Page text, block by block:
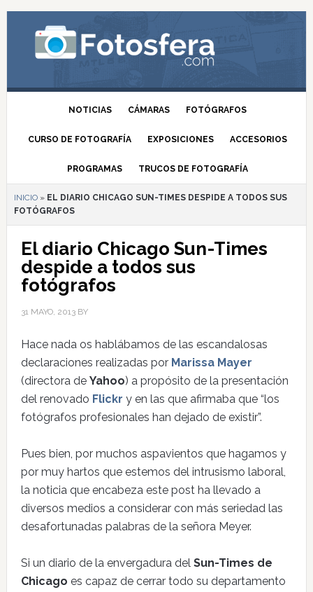
NOTICIAS CÁMARAS FOTÓGRAFOS
CURSO DE FOTOGRAFÍA EXPOSICIONES ACCESORIOS
PROGRAMAS TRUCOS DE FOTOGRAFÍA
INICIO» EL DIARIO CHICAGO SUN-TIMES DESPIDE A TODOS SUS
FOTÓGRAFOS
El diario Chicago Sun-Times
despide a todos sus
fotógrafos
31 MAYO, 2013BY
Hace nada os hablábamos de las escandalosas
declaraciones realizadas por Marissa Mayer
(directora de Yahoo) a propósito de la presentación
del renovado Flickr y en las que afirmaba que “los
fotógrafos profesionales han dejado de existir”.
Pues bien, por muchos aspavientos que hagamos y
por muy hartos que estemos del intrusismo laboral,
la noticia que encabeza este post ha llevado a
diversos medios a considerar con más seriedad las
desafortunadas palabras de la señora Meyer.
Si un diario de la envergadura del Sun-Times de
Chicago es capaz de cerrar todo su departamento